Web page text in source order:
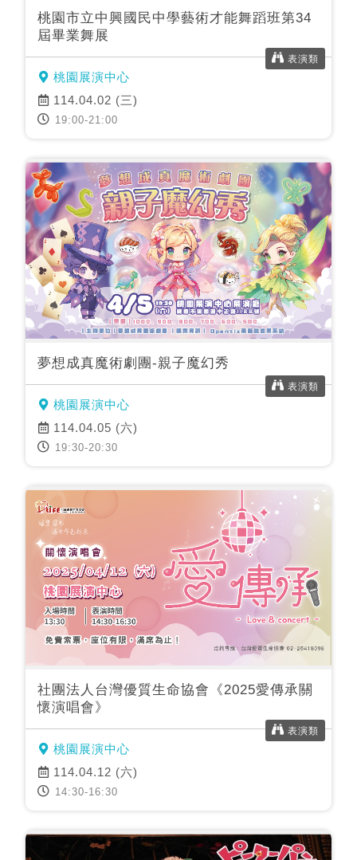
桃園市立中興國民中學藝術才能舞蹈班第34
屆畢業舞展
桃園展演中心
表演類
114.04.02 (三)
19:00-21:00
夢想成真魔術劇團-親子魔幻秀
桃園展演中心
表演類
114.04.05 (六)
19:30-20:30
社團法人台灣優質生命協會《2025愛傳承關
懷演唱會》
桃園展演中心
表演類
114.04.12 (六)
14:30-16:30